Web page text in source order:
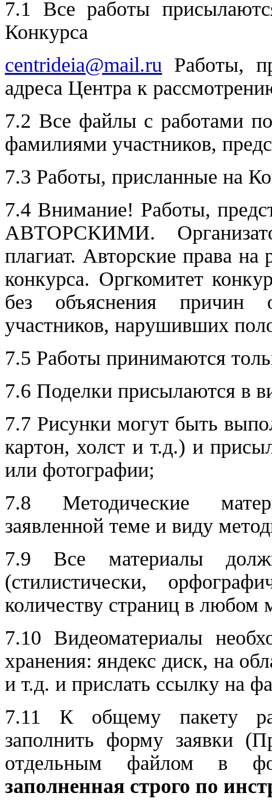
7.1 Все работы
Конкурса
centrideia@mail.ru Работы,
адреса Центра к
7.2 Все файлы с работами
фамилиями участников,
7.3 Работы, присланные на
7.4 Внимание! Работы,
АВТОРСКИМИ.
плагиат. Авторские права на
конкурса. Оргкомитет
без объяснения причин
участников, нарушивших
7.5 Работы принимаются
7.6 Поделки присылаются в
7.7 Рисунки могут быть
картон, холст и т.д.) и
или фотографии;
7.8 Методические
заявленной теме и виду
7.9 Все материалы
(стилистически,
количеству страниц в любом
7.10 Видеоматериалы
хранения: яндекс диск, на
и т.д. и прислать ссылку на
7.11 К общему пакету
заполнить форму заявки
отдельным файлом в
заполненная строго по